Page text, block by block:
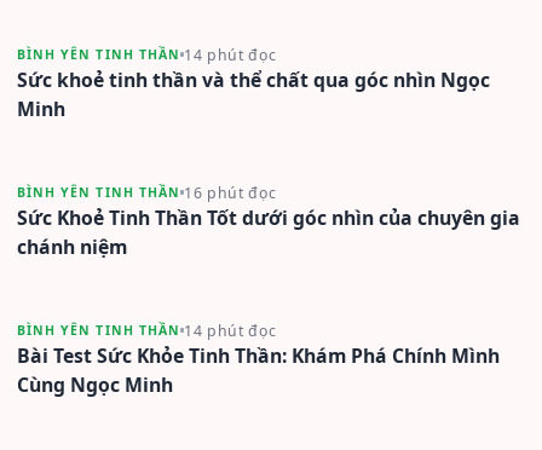
BÌNH YÊN TINH THẦN 14 phút đọc
Sức khoẻ tinh thần và thể chất qua góc nhìn Ngọc
Minh
BÌNH YÊN TINH THẦN 16 phút đọc
Sức Khoẻ Tinh Thần Tốt dưới góc nhìn của chuyên gia
chánh niệm
BÌNH YÊN TINH THẦN 14 phút đọc
Bài Test Sức Khỏe Tinh Thần: Khám Phá Chính Mình
Cùng Ngọc Minh